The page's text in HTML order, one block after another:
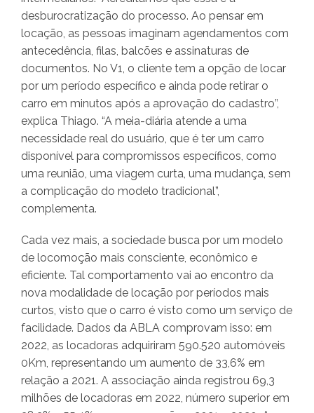
desburocratização do processo. Ao pensar em
locação, as pessoas imaginam agendamentos com
antecedência, filas, balcões e assinaturas de
documentos. No V1, o cliente tem a opção de locar
por um período específico e ainda pode retirar o
carro em minutos após a aprovação do cadastro”,
explica Thiago. “A meia-diária atende a uma
necessidade real do usuário, que é ter um carro
disponível para compromissos específicos, como
uma reunião, uma viagem curta, uma mudança, sem
a complicação do modelo tradicional”,
complementa.
Cada vez mais, a sociedade busca por um modelo
de locomoção mais consciente, econômico e
eficiente. Tal comportamento vai ao encontro da
nova modalidade de locação por períodos mais
curtos, visto que o carro é visto como um serviço de
facilidade. Dados da ABLA comprovam isso: em
2022, as locadoras adquiriram 590.520 automóveis
0Km, representando um aumento de 33,6% em
relação a 2021. A associação ainda registrou 69,3
milhões de locadoras em 2022, número superior em